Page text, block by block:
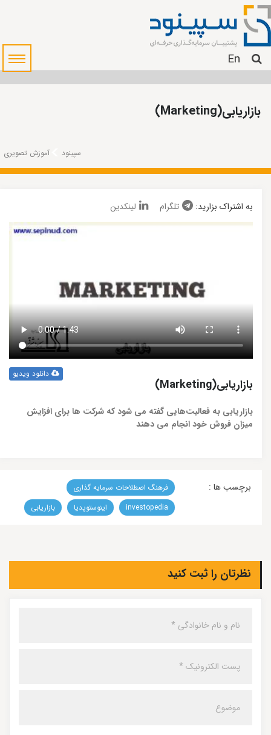
En
بازاریابی(Marketing)
سپینود آموزش تصویری
به اشتراک بزارید: تلگرام لینکدین
دانلود ویدیو
بازاریابی(Marketing)
بازاریابی‌ به فعالیت‌هایی گفته می شود که شرکت ها برای افزایش
میزان فروش خود انجام می دهند
برچسب ها :
فرهنگ اصطلاحات سرمایه گذاری
investopedia
اینوستوپدیا بازاریابی
نظرتان را ثبت کنید